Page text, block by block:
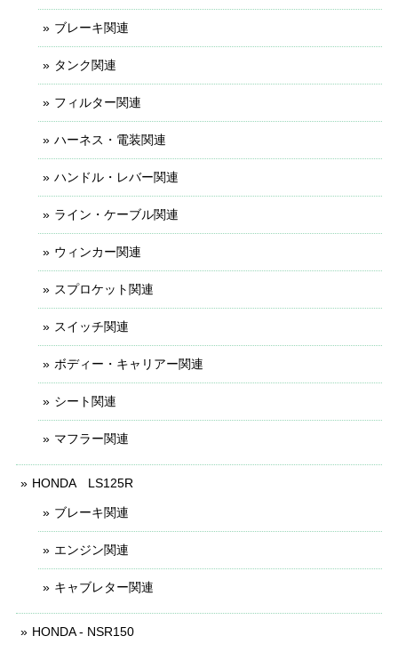
ブレーキ関連
タンク関連
フィルター関連
ハーネス・電装関連
ハンドル・レバー関連
ライン・ケーブル関連
ウィンカー関連
スプロケット関連
スイッチ関連
ボディー・キャリアー関連
シート関連
マフラー関連
HONDA LS125R
ブレーキ関連
エンジン関連
キャブレター関連
HONDA - NSR150